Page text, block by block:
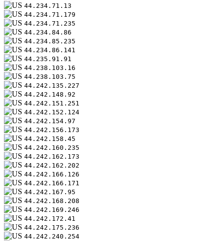
44.234.71.13
44.234.71.179
44.234.71.235
44.234.84.86
44.234.85.235
44.234.86.141
44.235.91.91
44.238.103.16
44.238.103.75
44.242.135.227
44.242.148.92
44.242.151.251
44.242.152.124
44.242.154.97
44.242.156.173
44.242.158.45
44.242.160.235
44.242.162.173
44.242.162.202
44.242.166.126
44.242.166.171
44.242.167.95
44.242.168.208
44.242.169.246
44.242.172.41
44.242.175.236
44.242.240.254